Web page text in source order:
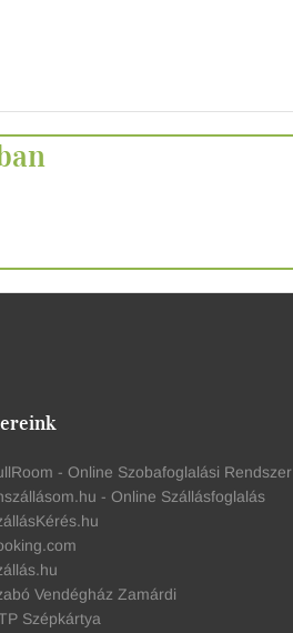
- Online Szobafoglalási Rendszer
- Online Szállásfoglalás
Vendégház Zamárdi
Szépkártya